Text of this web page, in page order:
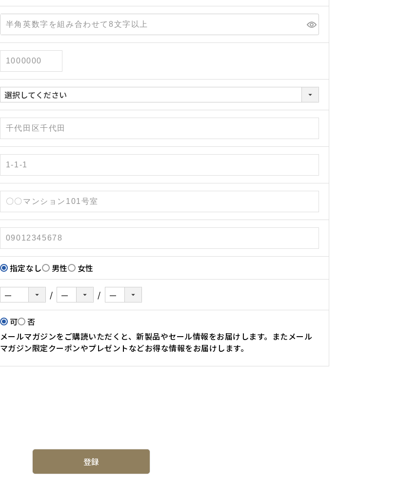
指定なし 男性 女性
可
否
メールマガジンをご購読いただくと、新製品やセール情報をお届けします。またメール
マガジン限定クーポンやプレゼントなどお得な情報をお届けします。
登録